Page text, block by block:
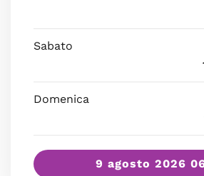
Sabato
Domenica
9 agosto 2026